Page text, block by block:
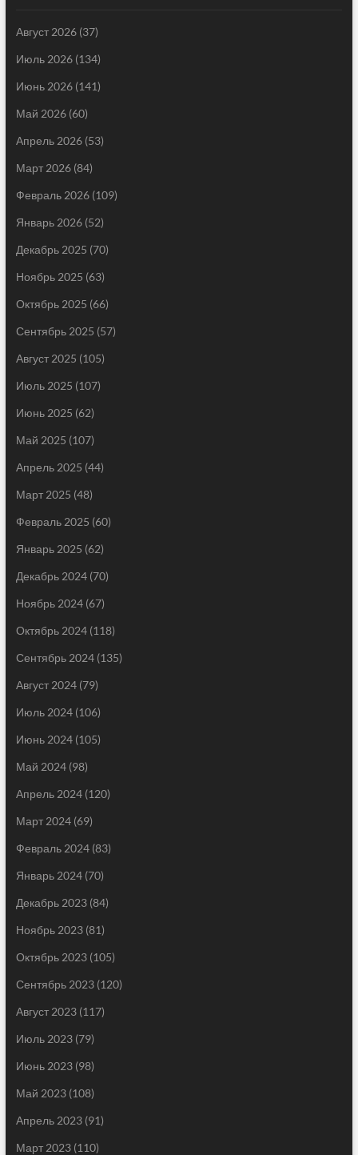
Август 2026(37)
Июль 2026(134)
Июнь 2026(141)
Май 2026(60)
Апрель 2026(53)
Март 2026(84)
Февраль 2026(109)
Январь 2026(52)
Декабрь 2025 (70)
Ноябрь 2025 (63)
Октябрь 2025 (66)
Сентябрь 2025 (57)
Август 2025 (105)
Июль 2025 (107)
Июнь 2025 (62)
Май 2025 (107)
Апрель 2025 (44)
Март 2025 (48)
Февраль 2025 (60)
Январь 2025 (62)
Декабрь 2024(70)
Ноябрь 2024(67)
Октябрь 2024(118)
Сентябрь 2024(135)
Август 2024(79)
Июль 2024(106)
Июнь 2024(105)
Май 2024(98)
Апрель 2024(120)
Март 2024(69)
Февраль 2024(83)
Январь 2024(70)
Декабрь 2023(84)
Ноябрь 2023(81)
Октябрь 2023(105)
Сентябрь 2023(120)
Август 2023(117)
Июль 2023(79)
Июнь 2023(98)
Май 2023(108)
Апрель 2023(91)
Март 2023(110)